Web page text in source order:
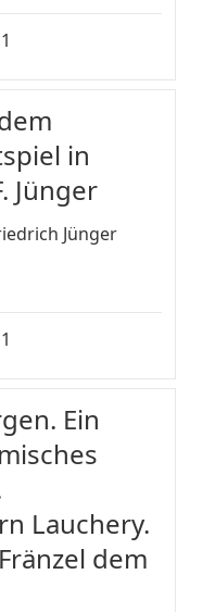
in
Jünger
Jünger
Ein
Lauchery.
dem